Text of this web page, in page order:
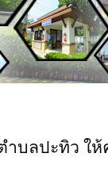
ลปะทิว ให้